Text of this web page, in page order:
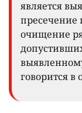
является
пресечение
очищение
говорится в